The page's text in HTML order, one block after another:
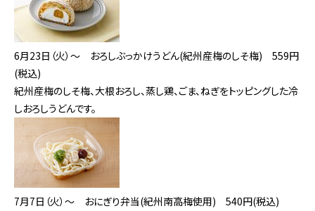
6月23日（火）～ おろしぶっかけうどん(紀州産梅のしそ梅)
559円
(税込)
紀州産梅のしそ梅、大根おろし、蒸し鶏、ごま、ねぎをトッピングした冷
しおろしうどんです。
7月7日（火）～ おにぎり弁当(紀州南高梅使用)
540円(税込)